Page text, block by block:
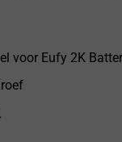
voor Eufy 2K